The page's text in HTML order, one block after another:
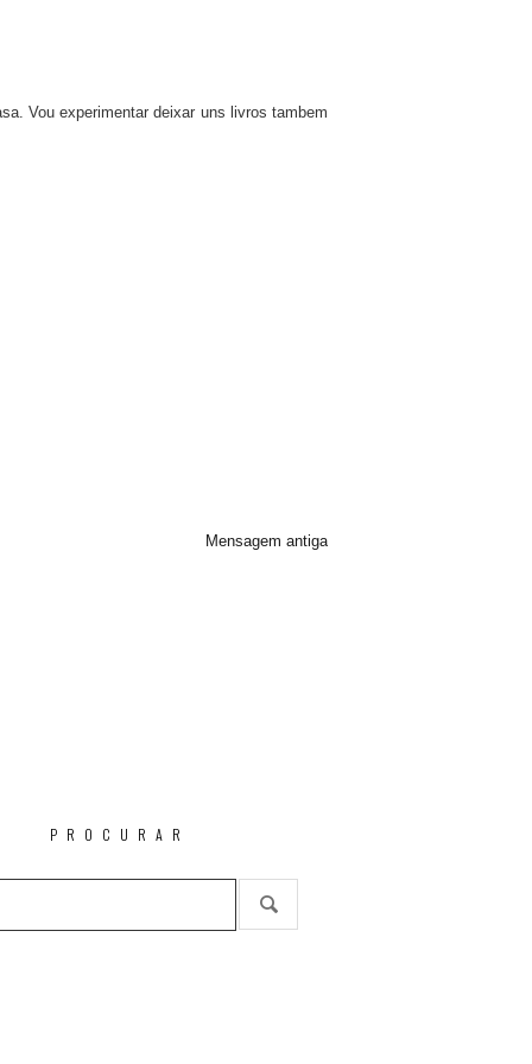
Vou experimentar deixar uns livros tambem
Mensagem antiga
PROCURAR